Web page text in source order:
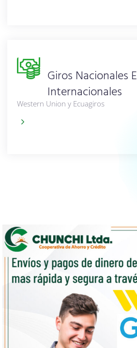
Giros Nacionales E
Internacionales
Western Union y Ecuagiros